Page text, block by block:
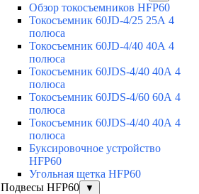
Обзор токосъемников HFP60
Токосъемник 60JD-4/25 25А 4
полюса
Токосъемник 60JD-4/40 40А 4
полюса
Токосъемник 60JDS-4/40 40А 4
полюса
Токосъемник 60JDS-4/60 60А 4
полюса
Токосъемник 60JDS-4/40 40А 4
полюса
Буксировочное устройство
HFP60
Угольная щетка HFP60
Подвесы HFP60
▼